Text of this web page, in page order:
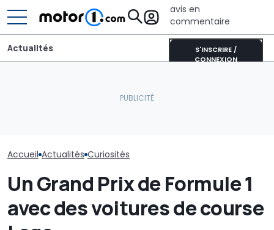
avis en
commentaire
S'INSCRIRE /
CONNEXION
Actualités
Accueil Actualités Curiosités
Un Grand Prix de Formule 1
avec des voitures de course